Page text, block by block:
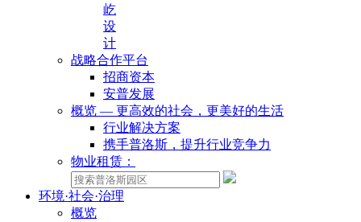
屹
设
计
战略合作平台
招商资本
安普发展
概览 — 更高效的社会，更美好的生活
行业解决方案
携手普洛斯，提升行业竞争力
物业租赁：
环境·社会·治理
概览